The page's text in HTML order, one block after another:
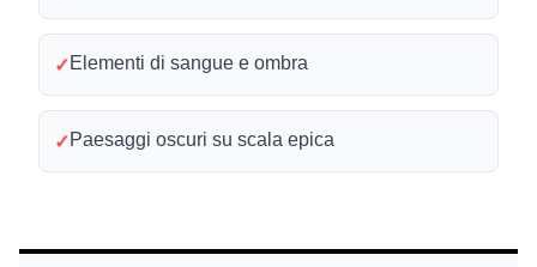
✓Elementi di sangue e ombra
✓Paesaggi oscuri su scala epica